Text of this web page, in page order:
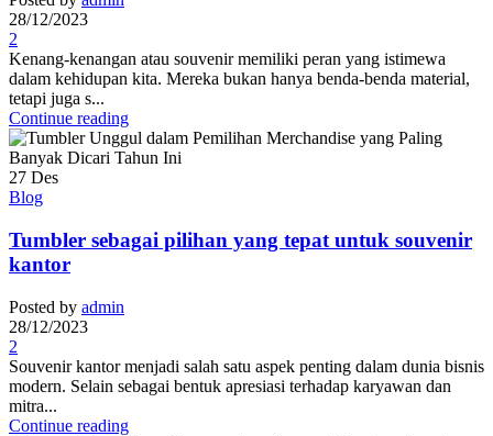
28/12/2023
2
Kenang-kenangan atau souvenir memiliki peran yang istimewa
dalam kehidupan kita. Mereka bukan hanya benda-benda material,
tetapi juga s...
Continue reading
27 Des
Blog
Tumbler sebagai pilihan yang tepat untuk souvenir
kantor
Posted by admin
28/12/2023
2
Souvenir kantor menjadi salah satu aspek penting dalam dunia bisnis
modern. Selain sebagai bentuk apresiasi terhadap karyawan dan
mitra...
Continue reading